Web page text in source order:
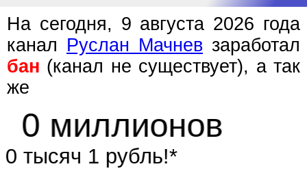
На сегодня, 9 августа 2026 года
канал Руслан Мачнев заработал
бан (канал не существует), а так
же
0 миллионов
0 тысяч 1 рубль!*